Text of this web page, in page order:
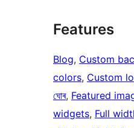
Features
Blog, Custom
colors, Custom
ঘোৰ, Featured
widgets, Full